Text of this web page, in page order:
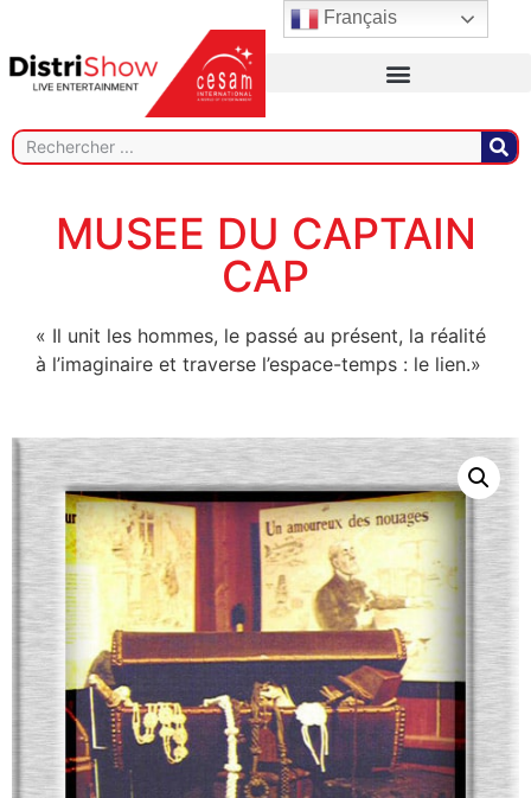
MUSEE DU CAPTAIN
CAP
« Il unit les hommes, le passé au présent, la réalité
à l’imaginaire et traverse l’espace-temps : le lien.»
Français